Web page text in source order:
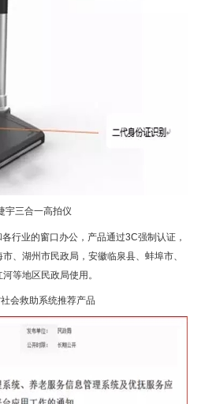
宇三合一高拍仪
行业的窗口办公，产品通过3C强制认证，
、湖州市民政局，安徽临泉县、蚌埠市、
等地区民政局使用。
会救助系统推荐产品